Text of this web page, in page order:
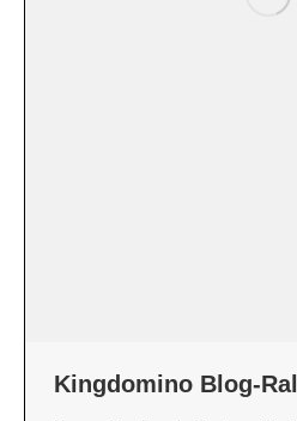
Kingdomino Blog-